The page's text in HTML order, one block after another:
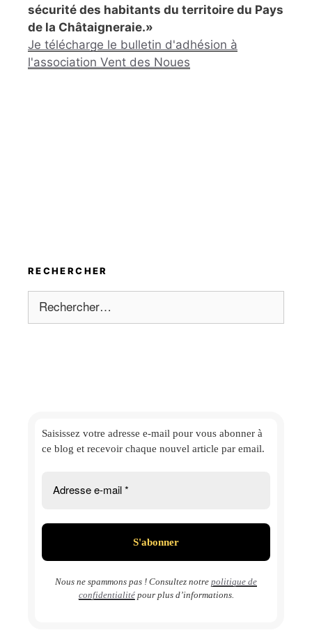
sécurité des habitants du territoire du Pays
de la Châtaigneraie.»
Je télécharge le bulletin d'adhésion à
l'association Vent des Noues
RECHERCHER
Rechercher :
Saisissez votre adresse e-mail pour vous abonner à
ce blog et recevoir chaque nouvel article par email.
Nous ne spammons pas ! Consultez notre politique de
confidentialitépour plus d’informations.